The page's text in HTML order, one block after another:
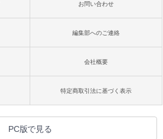
お問い合わせ
編集部へのご連絡
会社概要
特定商取引法に基づく表示
PC版で見る